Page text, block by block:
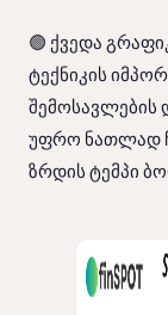
🟢 ქვედა
ტექნიკის
შემოსავლების
უფრო ნათლად
ზრდის ტემპი